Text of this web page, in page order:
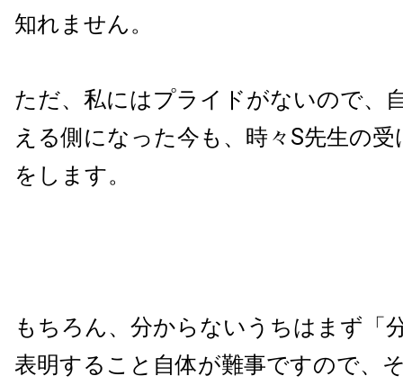
知れません。
ただ、私にはプライドがないので、
える側になった今も、時々S先生の
をします。
もちろん、分からないうちはまず「
表明すること自体が難事ですので、